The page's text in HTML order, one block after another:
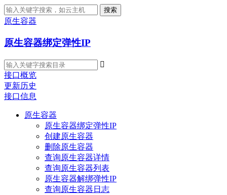
搜索
原生容器
原生容器绑定弹性IP

接口概览
更新历史
接口信息
原生容器
原生容器绑定弹性IP
创建原生容器
删除原生容器
查询原生容器详情
查询原生容器列表
原生容器解绑弹性IP
查询原生容器日志